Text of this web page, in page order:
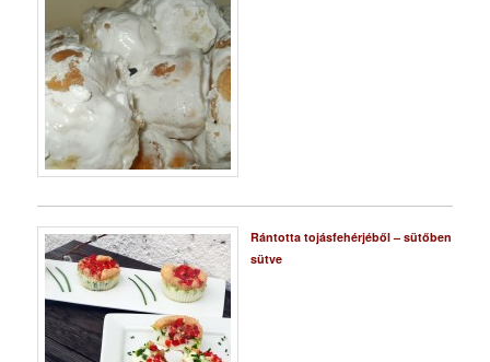
Rántotta tojásfehérjéből – sütőben
sütve